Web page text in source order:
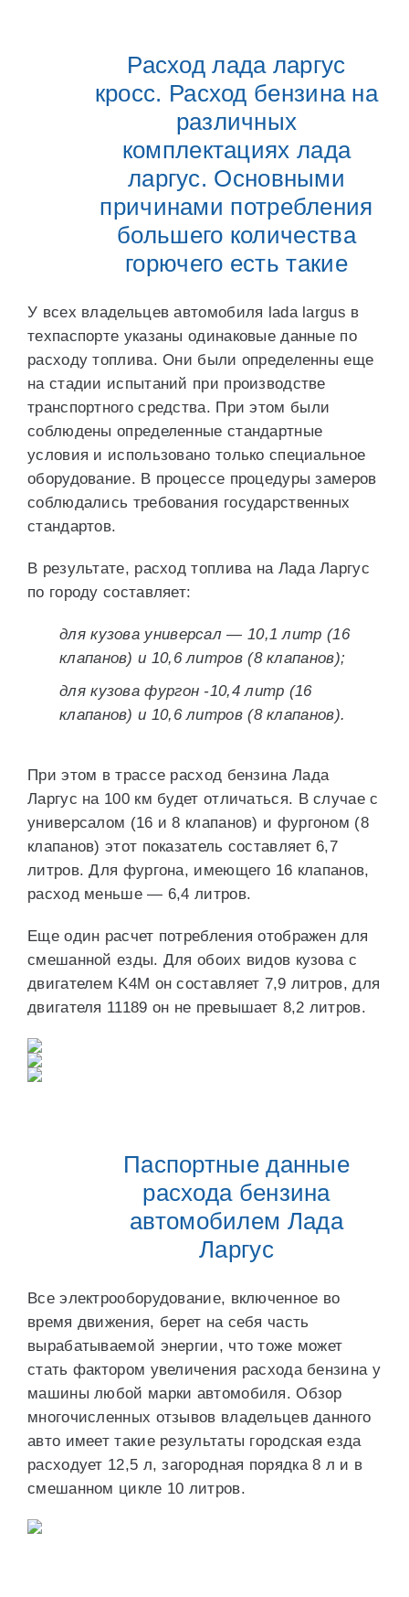
Расход лада ларгус
кросс. Расход бензина на
различных
комплектациях лада
ларгус. Основными
причинами потребления
большего количества
горючего есть такие
У всех владельцев автомобиля lada largus в
техпаспорте указаны одинаковые данные по
расходу топлива. Они были определенны еще
на стадии испытаний при производстве
транспортного средства. При этом были
соблюдены определенные стандартные
условия и использовано только специальное
оборудование. В процессе процедуры замеров
соблюдались требования государственных
стандартов.
В результате, расход топлива на Лада Ларгус
по городу составляет:
для кузова универсал — 10,1 литр (16
клапанов) и 10,6 литров (8 клапанов);
для кузова фургон -10,4 литр (16
клапанов) и 10,6 литров (8 клапанов).
При этом в трассе расход бензина Лада
Ларгус на 100 км будет отличаться. В случае с
универсалом (16 и 8 клапанов) и фургоном (8
клапанов) этот показатель составляет 6,7
литров. Для фургона, имеющего 16 клапанов,
расход меньше — 6,4 литров.
Еще один расчет потребления отображен для
смешанной езды. Для обоих видов кузова с
двигателем K4M он составляет 7,9 литров, для
двигателя 11189 он не превышает 8,2 литров.
Паспортные данные
расхода бензина
автомобилем Лада
Ларгус
Все электрооборудование, включенное во
время движения, берет на себя часть
вырабатываемой энергии, что тоже может
стать фактором увеличения расхода бензина у
машины любой марки автомобиля. Обзор
многочисленных отзывов владельцев данного
авто имеет такие результаты городская езда
расходует 12,5 л, загородная порядка 8 л и в
смешанном цикле 10 литров.